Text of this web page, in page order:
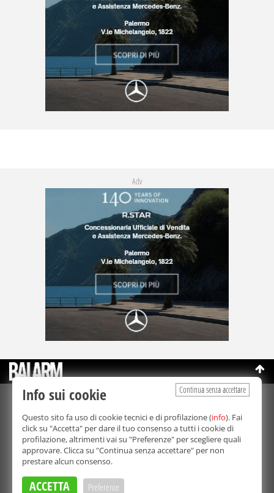
Adv
©Copyright 2003-2026
Bmedia Srl
- P.IVA 07064240828
La riproduzione totale o parziale di tutti i contenuti, in qualunque
forma, su qualsiasi supporto è proibita.
Balarm.it è una testata giornalistica registrata. Autorizzazione del
Tribunale di Palermo n° 32 del 21/10/2003
Direttore responsabile:
Continua senza accettare
Info sui cookie
Questo sito fa uso di cookie tecnici e di profilazione (info). Fai
click su "Accetta" per dare il tuo consenso a tutti i cookie di
profilazione, altrimenti vai su "Preferenze" per scegliere quali
approvare. Clicca su "Continua senza accettare" per non
prestare alcun consenso.
ACCETTA Preferenze